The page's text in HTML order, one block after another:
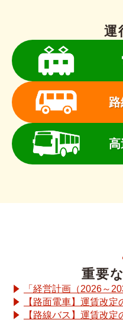
運
高
重要
「経営計画（2026～
【路面電車】運賃改定
【路線バス】運賃改定